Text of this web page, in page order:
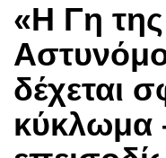
«Η Γη
δέχεται
κύκλωμα